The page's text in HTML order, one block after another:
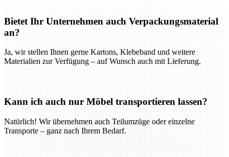
Bietet Ihr Unternehmen auch Verpackungsmaterial
an?
Ja, wir stellen Ihnen gerne Kartons, Klebeband und weitere
Materialien zur Verfügung – auf Wunsch auch mit Lieferung.
Kann ich auch nur Möbel transportieren lassen?
Natürlich! Wir übernehmen auch Teilumzüge oder einzelne
Transporte – ganz nach Ihrem Bedarf.